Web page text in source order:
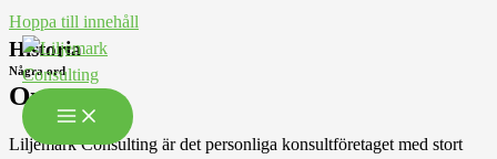
Hoppa till innehåll
Historia
Några ord
Om oss
Liljemark Consulting är det personliga konsultföretaget med stort